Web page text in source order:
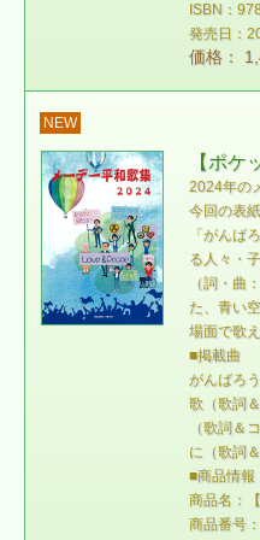
ISBN：
発売日：
価格：
NEW
【ポケ
2024年の
今回の表
「がんば
る人々・
（詞・曲
た、青い
場面で歌
■掲載曲
がんばろ
歌（歌詞
（歌詞＆
に（歌詞
■商品情報
商品名：
商品番号